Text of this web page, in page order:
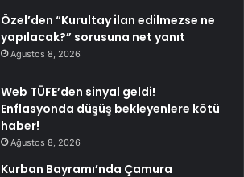
Özel’den “Kurultay ilan edilmezse ne
yapılacak?” sorusuna net yanıt
Ağustos 8, 2026
Web TÜFE’den sinyal geldi!
Enflasyonda düşüş bekleyenlere kötü
haber!
Ağustos 8, 2026
Kurban Bayramı’nda Çamura